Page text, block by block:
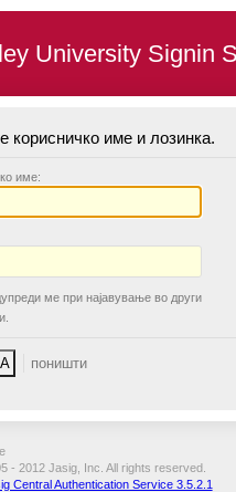
University Signin
корисничко име и лозинка.
име:
ме при најавување во други
- 2012 Jasig, Inc. All rights reserved.
Central Authentication Service 3.5.2.1